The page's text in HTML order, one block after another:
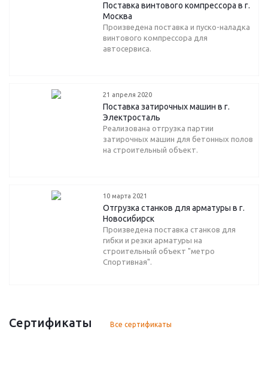
Поставка винтового компрессора в г.
Москва
Произведена поставка и пуско-наладка
винтового компрессора для
автосервиса.
21 апреля 2020
Поставка затирочных машин в г.
Электросталь
Реализована отгрузка партии
затирочных машин для бетонных полов
на строительный объект.
10 марта 2021
Отгрузка станков для арматуры в г.
Новосибирск
Произведена поставка станков для
гибки и резки арматуры на
строительный объект "метро
Спортивная".
Сертификаты Все сертификаты